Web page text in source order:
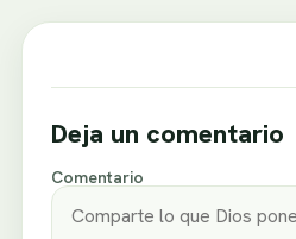
Deja un comentario
Comentario